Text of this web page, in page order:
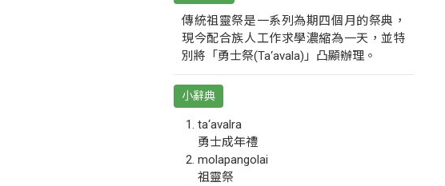
傳統祖靈祭是一系列為期四個月的祭典，
現今配合族人工作求學濃縮為一天，並特
別將「勇士祭(Ta‘avala)」凸顯辦理。
小辭典
ta‘avalra
勇士成年禮
molapangolai
祖靈祭